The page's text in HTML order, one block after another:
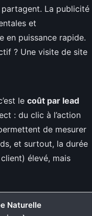
La publicité
et
en puissance rapide.
? Une visite de site
le coût par lead
: du clic à l’action
de mesurer
et surtout, la durée
élevé, mais
Naturelle